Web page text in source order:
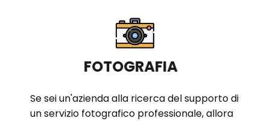
FOTOGRAFIA
Se sei un'azienda alla ricerca del supporto di
un servizio fotografico professionale, allora